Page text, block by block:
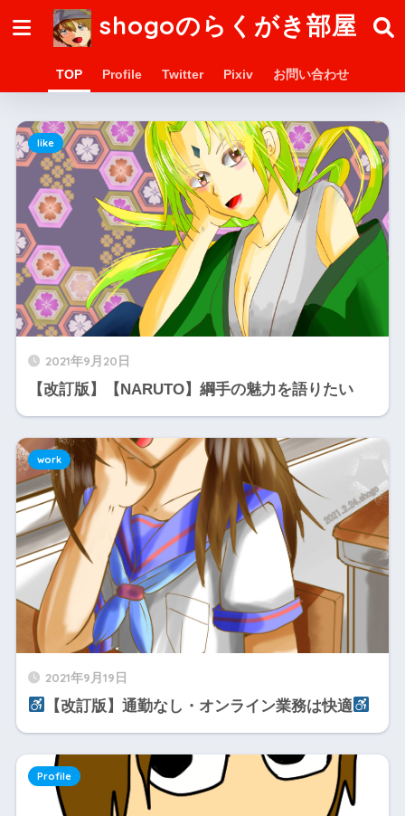
shogoのらくがき部屋
TOP Profile Twitter Pixiv お問い合わせ
2021年9月20日
【改訂版】【NARUTO】綱手の魅力を語りたい
like
2021年9月19日
【改訂版】通勤なし・オンライン業務は快適
work
Profile